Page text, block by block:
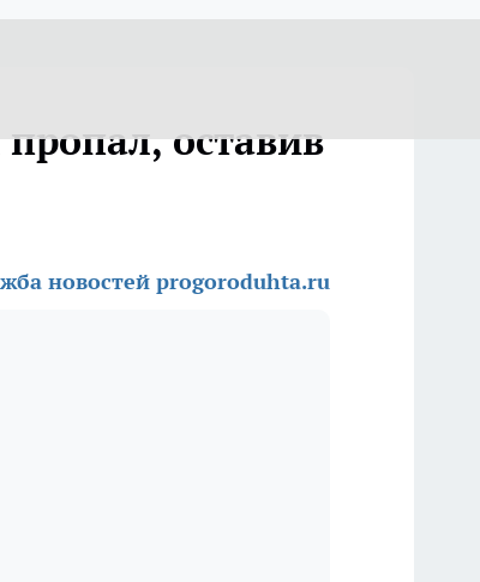
оставив
новостей progoroduhta.ru